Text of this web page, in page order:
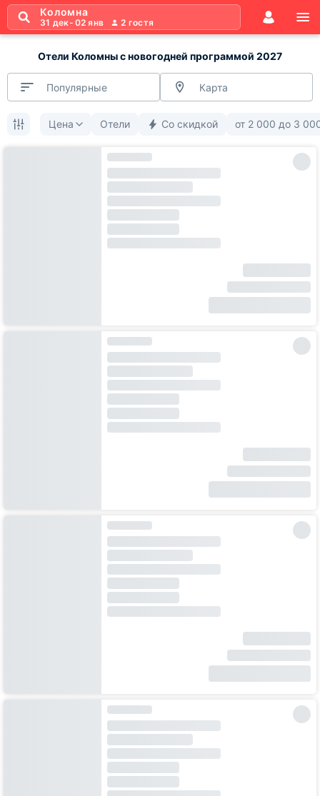
Коломна
31 дек- 02 янв 2 гостя
Отели Коломны с новогодней программой 2027
Популярные Карта
Цена Отели Со скидкой от 2 000 до 3